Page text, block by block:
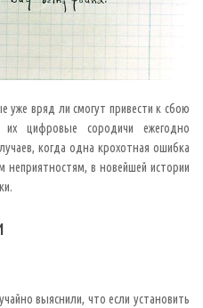
уже вряд ли смогут привести к сбою
цифровые сородичи ежегодно
когда одна крохотная ошибка
в новейшей истории
выяснили, что если установить